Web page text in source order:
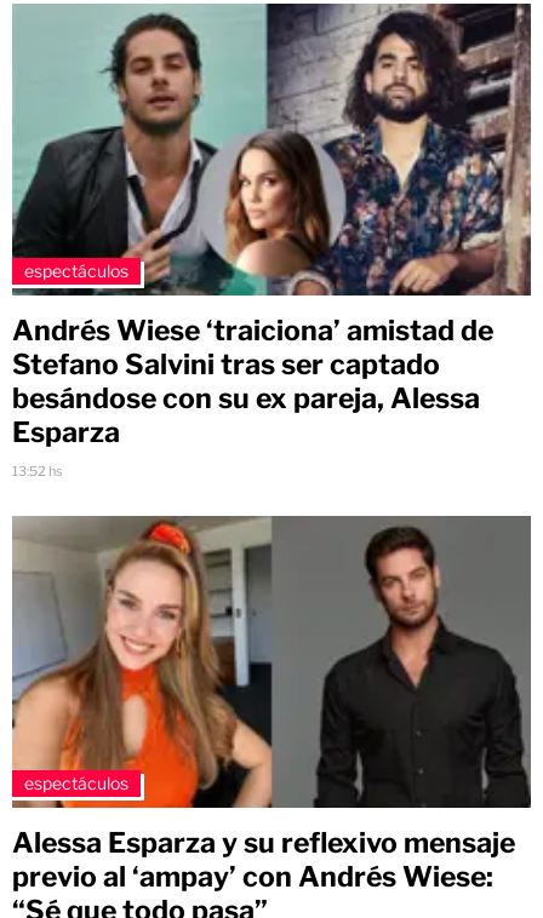
espectáculos
Andrés Wiese ‘traiciona’ amistad de
Stefano Salvini tras ser captado
besándose con su ex pareja, Alessa
Esparza
13:52 hs
espectáculos
Alessa Esparza y su reflexivo mensaje
previo al ‘ampay’ con Andrés Wiese:
“Sé que todo pasa”